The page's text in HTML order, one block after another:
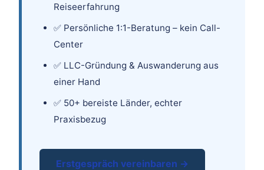
Reiseerfahrung
✅ Persönliche 1:1-Beratung – kein Call-
Center
✅ LLC-Gründung & Auswanderung aus
einer Hand
✅ 50+ bereiste Länder, echter
Praxisbezug
Erstgespräch vereinbaren →